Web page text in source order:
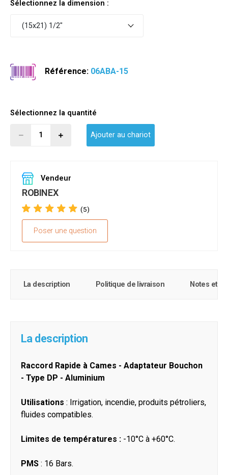
Sélectionnez la dimension :
(15x21) 1/2"
Référence: 06ABA-15
Sélectionnez la quantité
Ajouter au chariot
Vendeur
ROBINEX
(5)
Poser une question
La description Politique de livraison Notes et
La description
Raccord Rapide à Cames - Adaptateur Bouchon
- Type DP - Aluminium
Utilisations : Irrigation, incendie, produits pétroliers,
fluides compatibles.
Limites de températures : -10°C à +60°C.
PMS : 16 Bars.